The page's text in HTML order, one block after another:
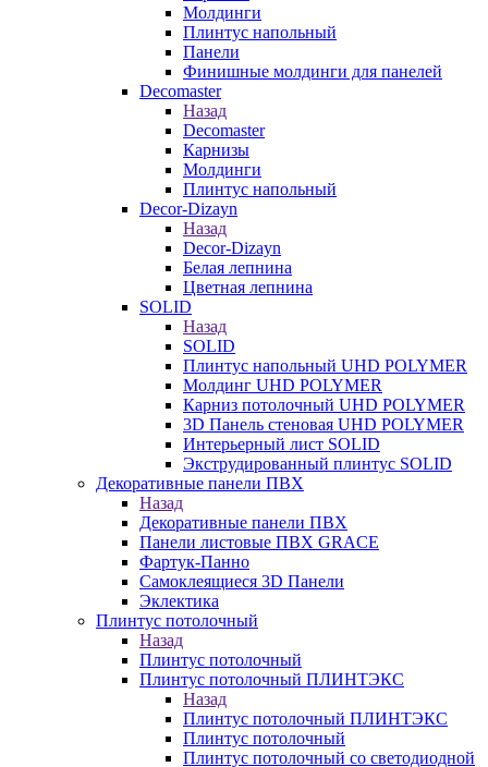
Молдинги
Плинтус напольный
Панели
Финишные молдинги для панелей
Decomaster
Назад
Decomaster
Карнизы
Молдинги
Плинтус напольный
Decor-Dizayn
Назад
Decor-Dizayn
Белая лепнина
Цветная лепнина
SOLID
Назад
SOLID
Плинтус напольный UHD POLYMER
Молдинг UHD POLYMER
Карниз потолочный UHD POLYMER
3D Панель стеновая UHD POLYMER
Интерьерный лист SOLID
Экструдированный плинтус SOLID
Декоративные панели ПВХ
Назад
Декоративные панели ПВХ
Панели листовые ПВХ GRACE
Фартук-Панно
Самоклеящиеся 3D Панели
Эклектика
Плинтус потолочный
Назад
Плинтус потолочный
Плинтус потолочный ПЛИНТЭКС
Назад
Плинтус потолочный ПЛИНТЭКС
Плинтус потолочный
Плинтус потолочный со светодиодной